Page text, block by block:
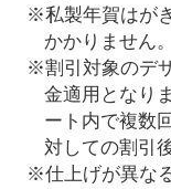
※私製年賀はが
かかりません。
※割引対象のデ
金適用となり
ート内で複数
対しての割引
※仕上げが異な